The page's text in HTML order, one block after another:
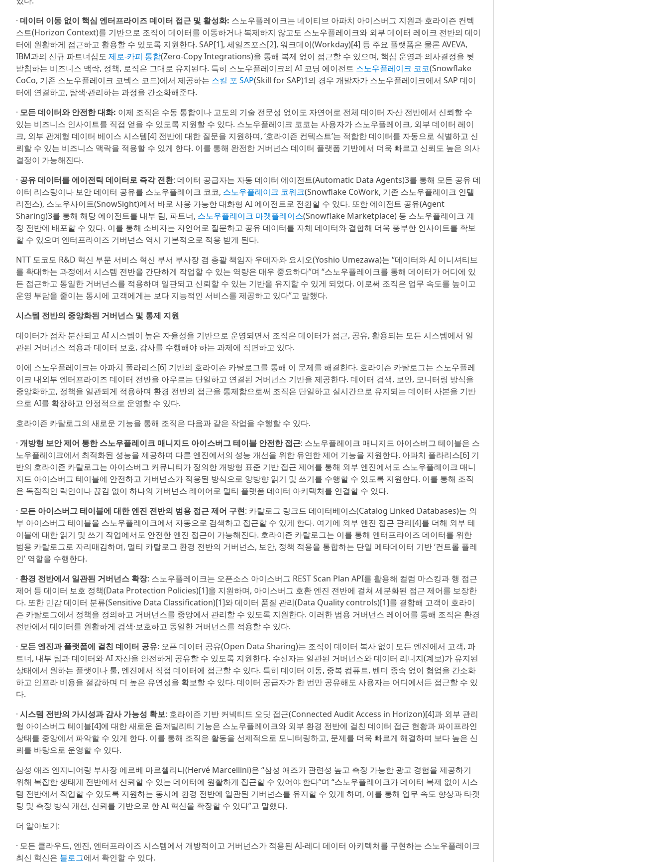
· 데이터 이동 없이 핵심 엔터프라이즈 데이터 접근 및 활성화: 스노우플레이크는 네이티브 아파치 아이스버그 지원과 호라이즌 컨텍
스트(Horizon Context)를 기반으로 조직이 데이터를 이동하거나 복제하지 않고도 스노우플레이크와 외부 데이터 레이크 전반의 데이
터에 원활하게 접근하고 활용할 수 있도록 지원한다. SAP[1], 세일즈포스[2], 워크데이(Workday)[4] 등 주요 플랫폼은 물론 AVEVA,
IBM과의 신규 파트너십도 제로-카피 통합(Zero-Copy Integrations)을 통해 복제 없이 접근할 수 있으며, 핵심 운영과 의사결정을 뒷
받침하는 비즈니스 맥락, 정책, 로직은 그대로 유지된다. 특히 스노우플레이크의 AI 코딩 에이전트 스노우플레이크 코코(Snowflake
CoCo, 기존 스노우플레이크 코텍스 코드)에서 제공하는 스킬 포 SAP(Skill for SAP)1의 경우 개발자가 스노우플레이크에서 SAP 데이
터에 연결하고, 탐색·관리하는 과정을 간소화해준다.
· 모든 데이터와 안전한 대화: 이제 조직은 수동 통합이나 고도의 기술 전문성 없이도 자연어로 전체 데이터 자산 전반에서 신뢰할 수
있는 비즈니스 인사이트를 직접 얻을 수 있도록 지원할 수 있다. 스노우플레이크 코코는 사용자가 스노우플레이크, 외부 데이터 레이
크, 외부 관계형 데이터 베이스 시스템[4] 전반에 대한 질문을 지원하며, ‘호라이즌 컨텍스트’는 적합한 데이터를 자동으로 식별하고 신
뢰할 수 있는 비즈니스 맥락을 적용할 수 있게 한다. 이를 통해 완전한 거버넌스 데이터 플랫폼 기반에서 더욱 빠르고 신뢰도 높은 의사
결정이 가능해진다.
· 공유 데이터를 에이전틱 데이터로 즉각 전환: 데이터 공급자는 자동 데이터 에이전트(Automatic Data Agents)3를 통해 모든 공유 데
이터 리스팅이나 보안 데이터 공유를 스노우플레이크 코코, 스노우플레이크 코워크(Snowflake CoWork, 기존 스노우플레이크 인텔
리전스), 스노우사이트(SnowSight)에서 바로 사용 가능한 대화형 AI 에이전트로 전환할 수 있다. 또한 에이전트 공유(Agent
Sharing)3를 통해 해당 에이전트를 내부 팀, 파트너, 스노우플레이크 마켓플레이스(Snowflake Marketplace) 등 스노우플레이크 계
정 전반에 배포할 수 있다. 이를 통해 소비자는 자연어로 질문하고 공유 데이터를 자체 데이터와 결합해 더욱 풍부한 인사이트를 확보
할 수 있으며 엔터프라이즈 거버넌스 역시 기본적으로 적용 받게 된다.
NTT 도코모 R&D 혁신 부문 서비스 혁신 부서 부사장 겸 총괄 책임자 우메자와 요시오(Yoshio Umezawa)는 “데이터와 AI 이니셔티브
를 확대하는 과정에서 시스템 전반을 간단하게 작업할 수 있는 역량은 매우 중요하다”며 “스노우플레이크를 통해 데이터가 어디에 있
든 접근하고 동일한 거버넌스를 적용하며 일관되고 신뢰할 수 있는 기반을 유지할 수 있게 되었다. 이로써 조직은 업무 속도를 높이고
운영 부담을 줄이는 동시에 고객에게는 보다 지능적인 서비스를 제공하고 있다”고 말했다.
시스템 전반의 중앙화된 거버넌스 및 통제 지원
데이터가 점차 분산되고 AI 시스템이 높은 자율성을 기반으로 운영되면서 조직은 데이터가 접근, 공유, 활용되는 모든 시스템에서 일
관된 거버넌스 적용과 데이터 보호, 감사를 수행해야 하는 과제에 직면하고 있다.
이에 스노우플레이크는 아파치 폴라리스[6] 기반의 호라이즌 카탈로그를 통해 이 문제를 해결한다. 호라이즌 카탈로그는 스노우플레
이크 내외부 엔터프라이즈 데이터 전반을 아우르는 단일하고 연결된 거버넌스 기반을 제공한다. 데이터 검색, 보안, 모니터링 방식을
중앙화하고, 정책을 일관되게 적용하며 환경 전반의 접근을 통제함으로써 조직은 단일하고 실시간으로 유지되는 데이터 사본을 기반
으로 AI를 확장하고 안정적으로 운영할 수 있다.
호라이즌 카탈로그의 새로운 기능을 통해 조직은 다음과 같은 작업을 수행할 수 있다.
· 개방형 보안 제어 통한 스노우플레이크 매니지드 아이스버그 테이블 안전한 접근: 스노우플레이크 매니지드 아이스버그 테이블은 스
노우플레이크에서 최적화된 성능을 제공하며 다른 엔진에서의 성능 개선을 위한 유연한 제어 기능을 지원한다. 아파치 폴라리스[6] 기
반의 호라이즌 카탈로그는 아이스버그 커뮤니티가 정의한 개방형 표준 기반 접근 제어를 통해 외부 엔진에서도 스노우플레이크 매니
지드 아이스버그 테이블에 안전하고 거버넌스가 적용된 방식으로 양방향 읽기 및 쓰기를 수행할 수 있도록 지원한다. 이를 통해 조직
은 독점적인 락인이나 끊김 없이 하나의 거버넌스 레이어로 멀티 플랫폼 데이터 아키텍처를 연결할 수 있다.
· 모든 아이스버그 테이블에 대한 엔진 전반의 범용 접근 제어 구현: 카탈로그 링크드 데이터베이스(Catalog Linked Databases)는 외
부 아이스버그 테이블을 스노우플레이크에서 자동으로 검색하고 접근할 수 있게 한다. 여기에 외부 엔진 접근 관리[4]를 더해 외부 테
이블에 대한 읽기 및 쓰기 작업에서도 안전한 엔진 접근이 가능해진다. 호라이즌 카탈로그는 이를 통해 엔터프라이즈 데이터를 위한
범용 카탈로그로 자리매김하며, 멀티 카탈로그 환경 전반의 거버넌스, 보안, 정책 적용을 통합하는 단일 메타데이터 기반 ‘컨트롤 플레
인’ 역할을 수행한다.
· 환경 전반에서 일관된 거버넌스 확장: 스노우플레이크는 오픈소스 아이스버그 REST Scan Plan API를 활용해 컬럼 마스킹과 행 접근
제어 등 데이터 보호 정책(Data Protection Policies)[1]을 지원하며, 아이스버그 호환 엔진 전반에 걸쳐 세분화된 접근 제어를 보장한
다. 또한 민감 데이터 분류(Sensitive Data Classification)[1]와 데이터 품질 관리(Data Quality controls)[1]를 결합해 고객이 호라이
즌 카탈로그에서 정책을 정의하고 거버넌스를 중앙에서 관리할 수 있도록 지원한다. 이러한 범용 거버넌스 레이어를 통해 조직은 환경
전반에서 데이터를 원활하게 검색·보호하고 동일한 거버넌스를 적용할 수 있다.
· 모든 엔진과 플랫폼에 걸친 데이터 공유: 오픈 데이터 공유(Open Data Sharing)는 조직이 데이터 복사 없이 모든 엔진에서 고객, 파
트너, 내부 팀과 데이터와 AI 자산을 안전하게 공유할 수 있도록 지원한다. 수신자는 일관된 거버넌스와 데이터 리니지(계보)가 유지된
상태에서 원하는 플랫이나 툴, 엔진에서 직접 데이터에 접근할 수 있다. 특히 데이터 이동, 중복 컴퓨트, 벤더 종속 없이 협업을 간소화
하고 인프라 비용을 절감하며 더 높은 유연성을 확보할 수 있다. 데이터 공급자가 한 번만 공유해도 사용자는 어디에서든 접근할 수 있
다.
· 시스템 전반의 가시성과 감사 가능성 확보: 호라이즌 기반 커넥티드 오딧 접근(Connected Audit Access in Horizon)[4]과 외부 관리
형 아이스버그 테이블[4]에 대한 새로운 옵저빌리티 기능은 스노우플레이크와 외부 환경 전반에 걸친 데이터 접근 현황과 파이프라인
상태를 중앙에서 파악할 수 있게 한다. 이를 통해 조직은 활동을 선제적으로 모니터링하고, 문제를 더욱 빠르게 해결하며 보다 높은 신
뢰를 바탕으로 운영할 수 있다.
삼성 애즈 엔지니어링 부사장 에르베 마르첼리니(Hervé Marcellini)은 “삼성 애즈가 관련성 높고 측정 가능한 광고 경험을 제공하기
위해 복잡한 생태계 전반에서 신뢰할 수 있는 데이터에 원활하게 접근할 수 있어야 한다”며 “스노우플레이크가 데이터 복제 없이 시스
템 전반에서 작업할 수 있도록 지원하는 동시에 환경 전반에 일관된 거버넌스를 유지할 수 있게 하며, 이를 통해 업무 속도 향상과 타겟
팅 및 측정 방식 개선, 신뢰를 기반으로 한 AI 혁신을 확장할 수 있다”고 말했다.
더 알아보기:
· 모든 클라우드, 엔진, 엔터프라이즈 시스템에서 개방적이고 거버넌스가 적용된 AI-레디 데이터 아키텍처를 구현하는 스노우플레이크
최신 혁신은 블로그에서 확인할 수 있다.